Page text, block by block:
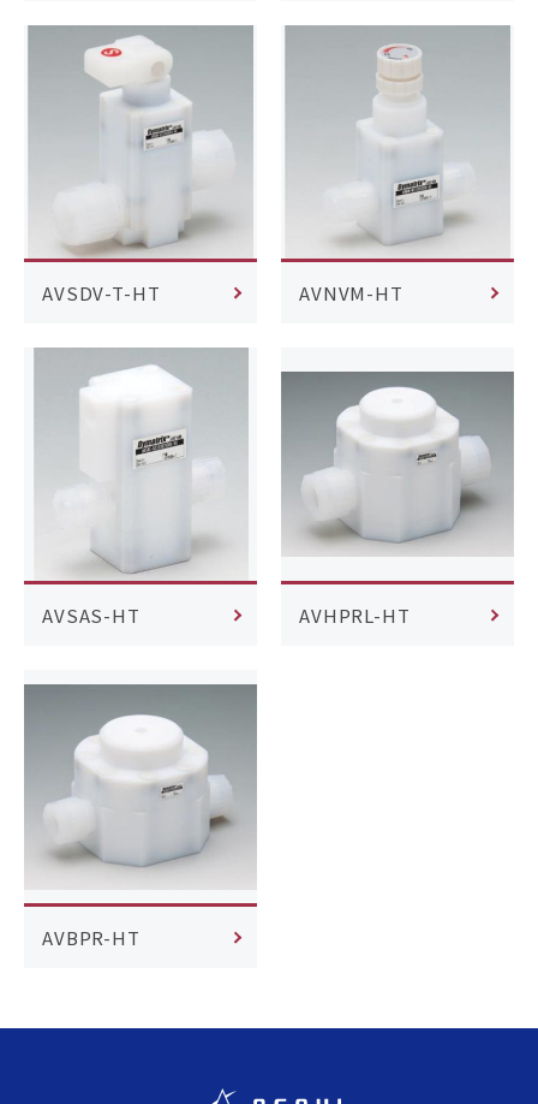
AVSDV-T-HT AVNVM-HT
AVSAS-HT AVHPRL-HT
AVBPR-HT